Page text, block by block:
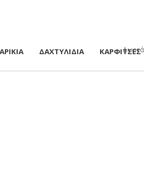
ΔΑΧΤΥΛΙΔΙΑ ΚΑΡΦΙΤΣΕΣ